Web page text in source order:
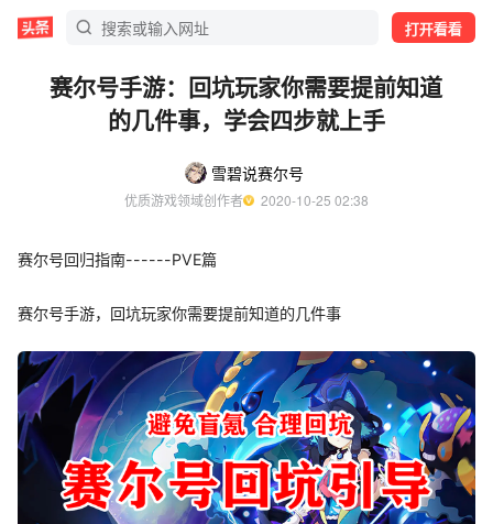
打开看看
赛尔号手游：回坑玩家你需要提前知道
的几件事，学会四步就上手
雪碧说赛尔号
优质游戏领域创作者
  2020-10-25 02:38
赛尔号回归指南------PVE篇
赛尔号手游，回坑玩家你需要提前知道的几件事